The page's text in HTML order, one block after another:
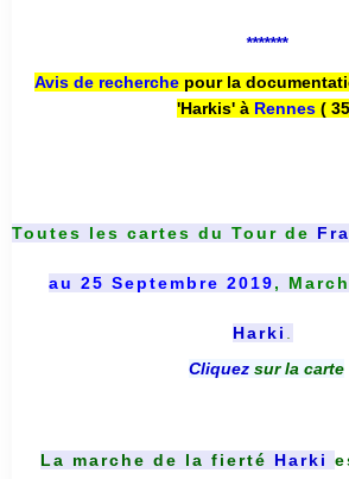
*******
Avis de recherche pour la
'Harkis' à Rennes(
Toutes les cartes du Tour de
au 25 Septembre 2019,
Harki
Cliquez sur la carte
La marche de la fierté Harki